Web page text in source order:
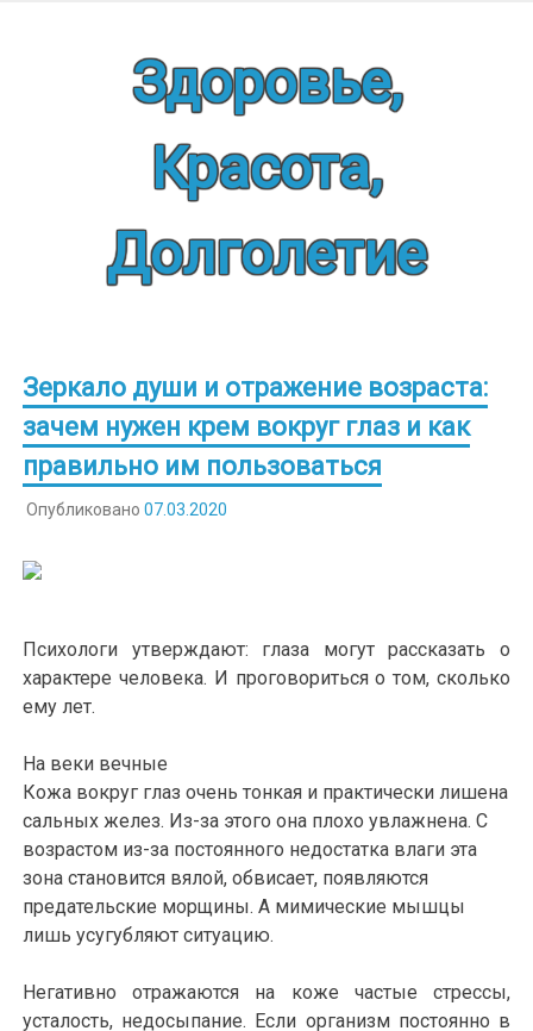
Здоровье,
Красота,
Долголетие
Зеркало души и отражение возраста:
зачем нужен крем вокруг глаз и как
правильно им пользоваться
Опубликовано 07.03.2020
Психологи утверждают: глаза могут рассказать о
характере человека. И проговориться о том, сколько
ему лет.
На веки вечные
Кожа вокруг глаз очень тонкая и практически лишена
сальных желез. Из-за этого она плохо увлажнена. С
возрастом из-за постоянного недостатка влаги эта
зона становится вялой, обвисает, появляются
предательские морщины. А мимические мышцы
лишь усугубляют ситуацию.
Негативно отражаются на коже частые стрессы,
усталость, недосыпание. Если организм постоянно в